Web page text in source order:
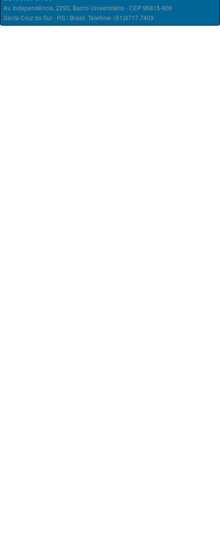
Av. Independência, 2293, Bairro Universitário - CEP 96815-900
Santa Cruz do Sul - RS / Brasil. Telefone: (51)3717.7409